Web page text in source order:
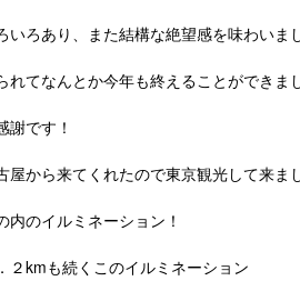
いろあり、また結構な絶望感を味わいま
れてなんとか今年も終えることができま
謝です！
屋から来てくれたので東京観光して来ま
内のイルミネーション！
２kmも続くこのイルミネーション